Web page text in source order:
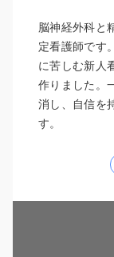
脳神経外科と
定看護師です
に苦しむ新人
作りました。
消し、自信を
す。